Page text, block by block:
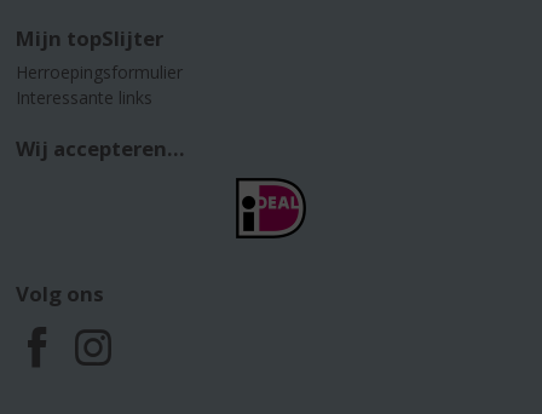
Mijn topSlijter
Herroepingsformulier
Interessante links
Wij accepteren...
Volg ons
F
I